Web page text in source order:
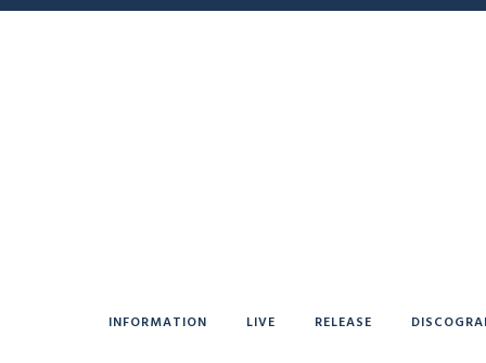
INFORMATION LIVE RELEASE